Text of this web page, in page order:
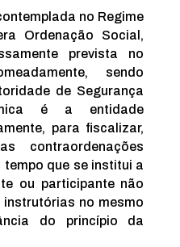
no Regime
Ordenação Social,
prevista no
sendo
de Segurança
é a entidade
para fiscalizar,
contraordenações
que se institui a
ou participante não
instrutórias no mesmo
do princípio da